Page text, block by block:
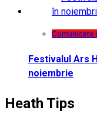
Comunicate
Festivalul Ars
noiembrie
Heath Tips